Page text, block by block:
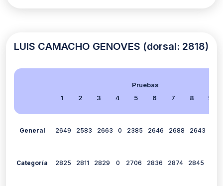
LUIS CAMACHO GENOVES (dorsal: 2818)
Pruebas
1
2 3 4 5 6 7 8 9
General 2649 2583 2663 0 2385 2646 2688 2643
Categoría 2825 2811 2829 0 2706 2836 2874 2845